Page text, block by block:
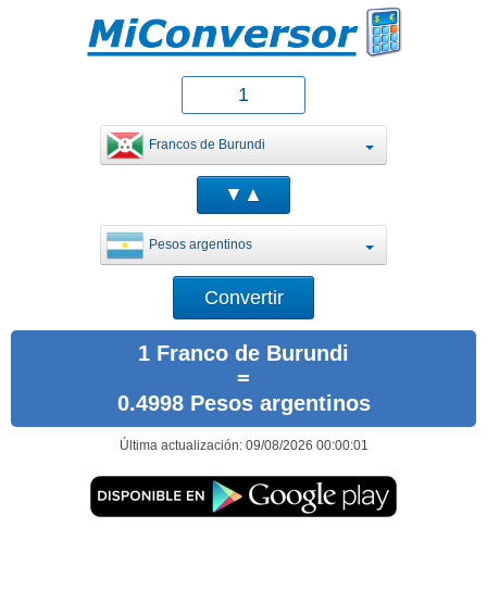
Francos de Burundi
Pesos argentinos
1 Franco de Burundi
=
0.4998 Pesos argentinos
Última actualización: 09/08/2026 00:00:01